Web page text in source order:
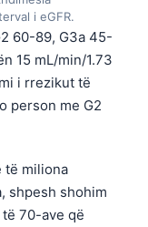
i eGFR.
60-89, G3a 45-
15 mL/min/1.73
i rrezikut të
person me G2
të miliona
shpesh shohim
70-ave që